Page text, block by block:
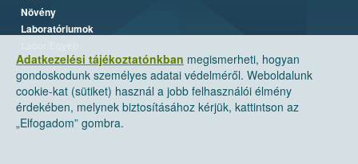
Adatkezelési tájékoztatónkban megismerheti, hogyan
gondoskodunk személyes adatai védelméről. Weboldalunk
cookie-kat (sütiket) használ a jobb felhasználói élmény
érdekében, melynek biztosításához kérjük, kattintson az
„Elfogadom” gombra.
Növény
Laboratóriumok